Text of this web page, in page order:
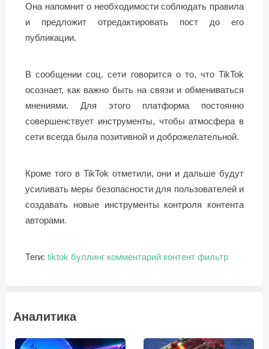
Она напомнит о необходимости соблюдать правила
и предложит отредактировать пост до его
публикации.
В сообщении соц. сети говорится о то, что TikTok
осознает, как важно быть на связи и обмениваться
мнениями. Для этого платформа постоянно
совершенствует инструменты, чтобы атмосфера в
сети всегда была позитивной и доброжелательной.
Кроме того в TikTok отметили, они и дальше будут
усиливать меры безопасности для пользователей и
создавать новые инструменты контроля контента
авторами.
Теги: tiktok буллинг комментарий контент фильтр
Аналитика